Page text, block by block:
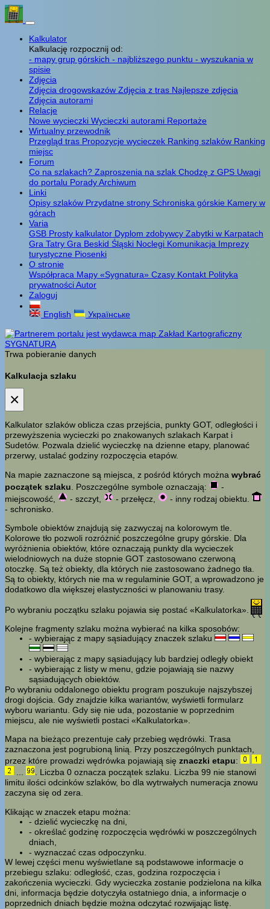
Kalkulator
Kalkulację rozpocznij od:
- mapy grup górskich - najbliższego punktu - wyszukania w
spisie
Zdjęcia
Zdjęcia drogowskazów Zdjęcia z tras Najlepsze zdjęcia
Zdjęcia autorami
Relacje
Nowe wycieczki Wycieczki autorami Reportaże
Wirtualny przewodnik
Przegląd tras Propozycje wycieczek Ranking szlaków Ranking
miejsc
Forum
Co na szlakach? Zaproszenia na szlak Chodzę z GPS Uwagi
do portalu PoradyArchiwum
Linki
Opisy szlaków Przydatne strony Schroniska górskie Kamery w
górach
Varia
GSB Prosty kalkulator Dyplom zdobywcy Zabytki w Karpatach
Gra Tatry Gra Beskid Śląski Noclegi Komunikacja Imprezy
turystyczne Piosenki
O stronie
Współpraca Mapy «Sygnatura» Czasy Kontakt Polityka
prywatnościAutor
Zaloguj
English
Українське
Trwa pobieranie danych
Kalkulacja szlaku
×
Kalkulator szlaków oblicza czas przejścia, punkty GOT, odległości i
przewyższenia wycieczki po znakowanych szlakach Karpat i
Sudetów. Pozwala dzielić wycieczkę na dzienne etapy, planować
przerwy, ustalać godziny rozpoczęcia etapów.
Na mapie zaznaczone są miejsca, z pośród których można wybrać
początek szlaku . Poszczególne symbole oznaczają:
-
miejscowość,
- szczyt, - przełęcz,
- inny rodzaj obiektu.
- schronisko.
Symbole obiektów znajdują się zazwyczaj na kolorowym tle.
Kolorowe tło pozwoli rozróżnić poszczególne grupy górskie. Dla
wyróżnienia obiektów, które oznaczają punkty dla wycieczek
wielodniowych na duże stopnie GOT zastosowano czerwoną
otoczkę. Są też obiekty, dla których nie zastosowano żadnego tła.
Są to obiekty, których nie ma w regulaminie GOT, a wprowadzono je
dodatkowo dla większej elastyczności w planowaniu trasy.
Po wybraniu początku szlaku pojawia się postać «Kalkulatorka».
Kolejne fragmenty szlaku można wybierać na kilka sposobów:
- wybierając z mapy sąsiadujący znaczek szlaku
- wybierając z mapy sąsiadujący lub bardziej odległy obiekt
- wybierając z listy w menu, gdzie pojawiają sie nazwy
sąsiadujących obiektów.
Po wybraniu oddalonego obiektu program poszukuje najszybszej
drogi dojścia. Gdy znajdzie kilka wariantów, wyświetli formularz
wyboru wariantu. Gdy się nie uda, pozostanie w poprzednim
miejscu, ale nie wyświetli postaci «Kalkulatorka».
Mapa na bieżąco prezentuje cały przebieg wędrówki. Trasa
zaznaczona jest pogrubioną linią. Przy poszczególnych punktach,
przez które prowadzi wędrówka pojawiają się znaczki etapu:
. Liczba 0 oznacza początek szlaku. Liczba 99 nie stanowi
limitu ilości odcinków szlaków, bo dla wytrwałych numeracja znowu
zaczyna się od zera.
Klikając w znaczek etapu można:
- dzielić wycieczkę na dni,
- określać godzinę rozpoczęcia wędrówki w poszczególnych
dniach,
- wyznaczać czas odpoczynku.
W lewej części menu wyświetlane są podstawowe informacje o
przebiegu szlaku: odległość, czas, godzina rozpoczęcia i
zakończenia wycieczki. Gdy wycieczka zostanie podzielona na kilka
dni, informacja będzie dotyczyła ostatniego dnia, a informacje o
poprzednich dniach będzie można odczytać rozwijając listę.